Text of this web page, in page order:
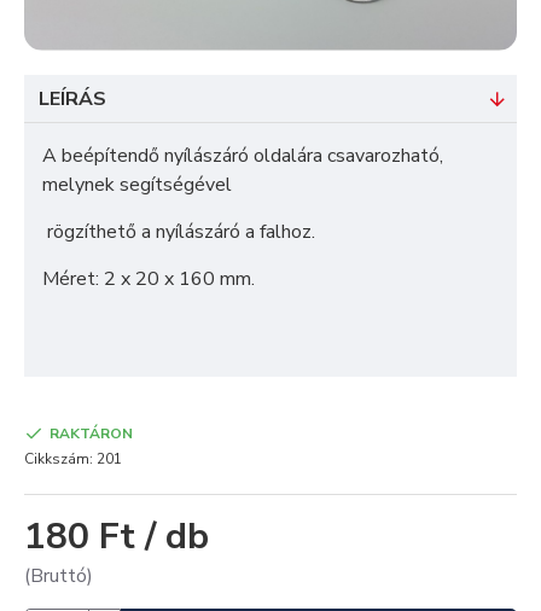
LEÍRÁS
A beépítendő nyílászáró oldalára csavarozható,
melynek segítségével
rögzíthető a nyílászáró a falhoz.
Méret: 2 x 20 x 160 mm.
180 Ft / db
(Bruttó)
RAKTÁRON
Cikkszám: 201